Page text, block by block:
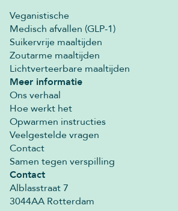
Veganistische
Medisch afvallen (GLP-1)
Suikervrije maaltijden
Zoutarme maaltijden
Lichtverteerbare maaltijden
Meer informatie
Ons verhaal
Hoe werkt het
Opwarmen instructies
Veelgestelde vragen
Contact
Samen tegen verspilling
Contact
Alblasstraat 7
3044AA Rotterdam